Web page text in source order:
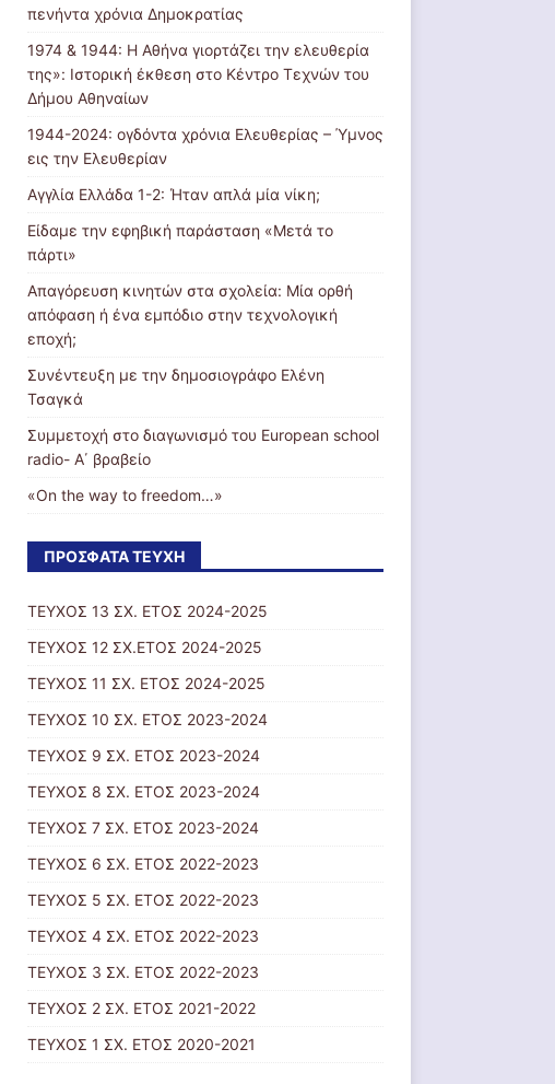
πενήντα χρόνια Δημοκρατίας
1974 & 1944: Η Αθήνα γιορτάζει την ελευθερία
της»: Ιστορική έκθεση στο Κέντρο Τεχνών του
Δήμου Αθηναίων
1944-2024: ογδόντα χρόνια Ελευθερίας – Ύμνος
εις την Ελευθερίαν
Αγγλία Ελλάδα 1-2: Ήταν απλά μία νίκη;
Είδαμε την εφηβική παράσταση «Μετά το
πάρτι»
Απαγόρευση κινητών στα σχολεία: Μία ορθή
απόφαση ή ένα εμπόδιο στην τεχνολογική
εποχή;
Συνέντευξη με την δημοσιογράφο Ελένη
Τσαγκά
Συμμετοχή στο διαγωνισμό του European school
radio- Α΄ βραβείο
«On the way to freedom…»
ΠΡΌΣΦΑΤΑ ΤΕΎΧΗ
ΤΕΥΧΟΣ 13 ΣΧ. ΕΤΟΣ 2024-2025
ΤΕΥΧΟΣ 12 ΣΧ.ΕΤΟΣ 2024-2025
ΤΕΥΧΟΣ 11 ΣΧ. ΕΤΟΣ 2024-2025
TΕΥΧΟΣ 10 ΣΧ. ΕΤΟΣ 2023-2024
ΤΕΥΧΟΣ 9 ΣΧ. ΕΤΟΣ 2023-2024
ΤΕΥΧΟΣ 8 ΣΧ. ΕΤΟΣ 2023-2024
ΤΕΥΧΟΣ 7 ΣΧ. ΕΤΟΣ 2023-2024
ΤΕΥΧΟΣ 6 ΣΧ. ΕΤΟΣ 2022-2023
ΤΕΥΧΟΣ 5 ΣΧ. ΕΤΟΣ 2022-2023
ΤΕΥΧΟΣ 4 ΣΧ. ΕΤΟΣ 2022-2023
ΤΕΥΧΟΣ 3 ΣΧ. ΕΤΟΣ 2022-2023
ΤΕΥΧΟΣ 2 ΣΧ. ΕΤΟΣ 2021-2022
ΤΕΥΧΟΣ 1 ΣΧ. ΕΤΟΣ 2020-2021